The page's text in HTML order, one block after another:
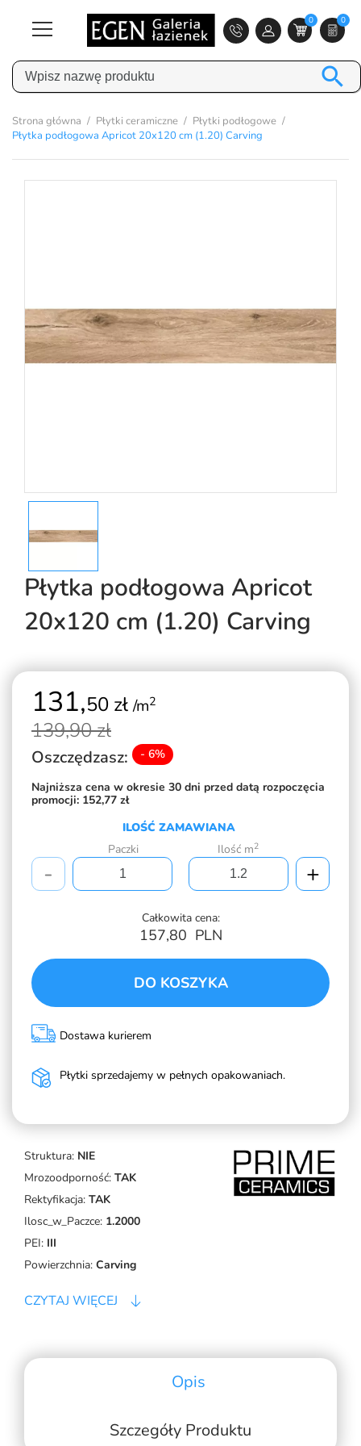
0 0

Strona główna Płytki ceramiczne
Płytki podłogowe
Płytka podłogowa Apricot 20x120 cm (1.20) Carving
Płytka podłogowa Apricot
20x120 cm (1.20) Carving
Struktura: NIE
Mrozoodporność: TAK
Rektyfikacja: TAK
Ilosc_w_Paczce: 1.2000
PEI: III
Powierzchnia: Carving
CZYTAJ WIĘCEJ
131,50 zł/m2
139,90 zł
Oszczędzasz: - 6%
Najniższa cena w okresie 30 dni przed datą rozpoczęcia
promocji: 152,77 zł
ILOŚĆ ZAMAWIANA
Paczki
Ilość m2
- +
Całkowita cena:
157,80 PLN
DO KOSZYKA
Dostawa kurierem
Płytki sprzedajemy w pełnych opakowaniach.
Opis
Szczegóły Produktu